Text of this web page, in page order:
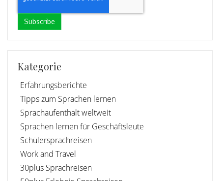
Kategorie
Erfahrungsberichte
Tipps zum Sprachen lernen
Sprachaufenthalt weltweit
Sprachen lernen für Geschäftsleute
Schülersprachreisen
Work and Travel
30plus Sprachreisen